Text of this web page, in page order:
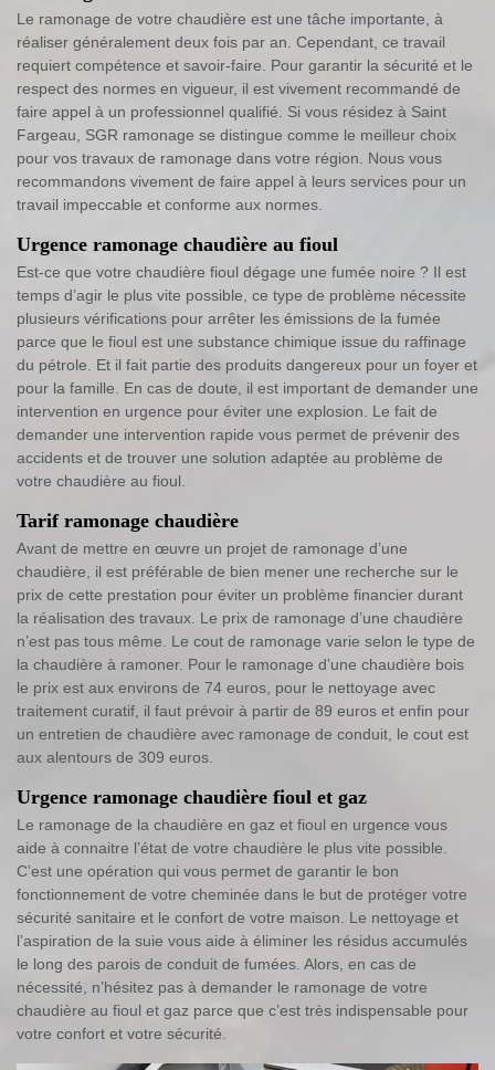
Le ramonage de votre chaudière est une tâche importante, à
réaliser généralement deux fois par an. Cependant, ce travail
requiert compétence et savoir-faire. Pour garantir la sécurité et le
respect des normes en vigueur, il est vivement recommandé de
faire appel à un professionnel qualifié. Si vous résidez à Saint
Fargeau, SGR ramonage se distingue comme le meilleur choix
pour vos travaux de ramonage dans votre région. Nous vous
recommandons vivement de faire appel à leurs services pour un
travail impeccable et conforme aux normes.
Urgence ramonage chaudière au fioul
Est-ce que votre chaudière fioul dégage une fumée noire ? Il est
temps d’agir le plus vite possible, ce type de problème nécessite
plusieurs vérifications pour arrêter les émissions de la fumée
parce que le fioul est une substance chimique issue du raffinage
du pétrole. Et il fait partie des produits dangereux pour un foyer et
pour la famille. En cas de doute, il est important de demander une
intervention en urgence pour éviter une explosion. Le fait de
demander une intervention rapide vous permet de prévenir des
accidents et de trouver une solution adaptée au problème de
votre chaudière au fioul.
Tarif ramonage chaudière
Avant de mettre en œuvre un projet de ramonage d’une
chaudière, il est préférable de bien mener une recherche sur le
prix de cette prestation pour éviter un problème financier durant
la réalisation des travaux. Le prix de ramonage d’une chaudière
n’est pas tous même. Le cout de ramonage varie selon le type de
la chaudière à ramoner. Pour le ramonage d’une chaudière bois
le prix est aux environs de 74 euros, pour le nettoyage avec
traitement curatif, il faut prévoir à partir de 89 euros et enfin pour
un entretien de chaudière avec ramonage de conduit, le cout est
aux alentours de 309 euros.
Urgence ramonage chaudière fioul et gaz
Le ramonage de la chaudière en gaz et fioul en urgence vous
aide à connaitre l’état de votre chaudière le plus vite possible.
C’est une opération qui vous permet de garantir le bon
fonctionnement de votre cheminée dans le but de protéger votre
sécurité sanitaire et le confort de votre maison. Le nettoyage et
l’aspiration de la suie vous aide à éliminer les résidus accumulés
le long des parois de conduit de fumées. Alors, en cas de
nécessité, n’hésitez pas à demander le ramonage de votre
chaudière au fioul et gaz parce que c’est très indispensable pour
votre confort et votre sécurité.